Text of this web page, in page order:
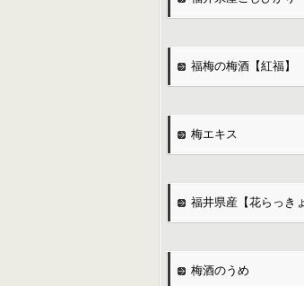
福梅の梅酒【紅福】
梅エキス
福井県産【花らっきょ
梅酒のうめ